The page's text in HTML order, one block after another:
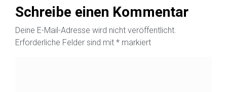
Schreibe einen Kommentar
Deine E-Mail-Adresse wird nicht veröffentlicht.
Erforderliche Felder sind mit * markiert